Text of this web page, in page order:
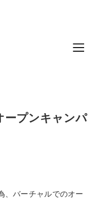
ープンキャンパ
、バーチャルでのオー